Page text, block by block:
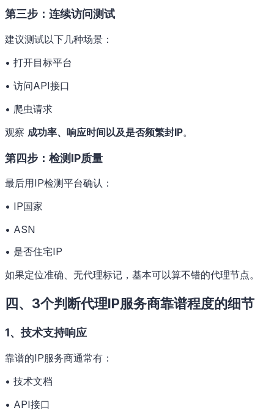
第三步：连续访问测试
建议测试以下几种场景：
• 打开目标平台
• 访问API接口
• 爬虫请求
观察 成功率、响应时间以及是否频繁封IP。
第四步：检测IP质量
最后用IP检测平台确认：
• IP国家
• ASN
• 是否住宅IP
如果定位准确、无代理标记，基本可以算不错的代理节点。
四、3个判断代理IP服务商靠谱程度的细节
1、技术支持响应
靠谱的IP服务商通常有：
• 技术文档
• API接口